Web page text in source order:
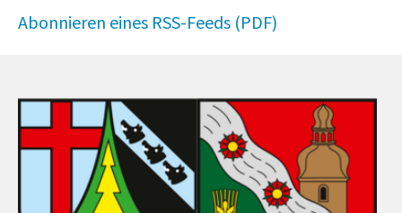
Abonnieren eines RSS-Feeds